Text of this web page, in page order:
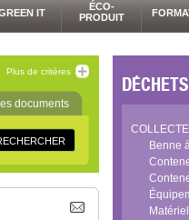
IT
ÉCO-
PRODUIT
Plus de critères
documents
Benne